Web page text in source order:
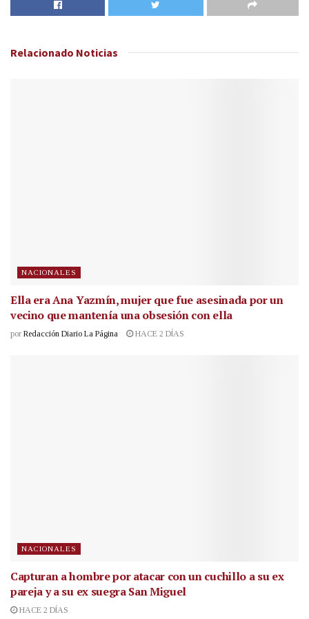
Relacionado Noticias
NACIONALES
Ella era Ana Yazmín, mujer que fue asesinada por un
vecino que mantenía una obsesión con ella
por Redacción Diario La Página HACE 2 DÍAS
NACIONALES
Capturan a hombre por atacar con un cuchillo a su ex
pareja y a su ex suegra San Miguel
HACE 2 DÍAS